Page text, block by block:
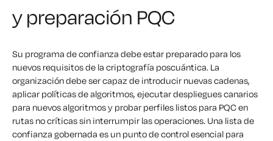
y preparación PQC
Su programa de confianza debe estar preparado para los
nuevos requisitos de la criptografía poscuántica. La
organización debe ser capaz de introducir nuevas cadenas,
aplicar políticas de algoritmos, ejecutar despliegues canarios
para nuevos algoritmos y probar perfiles listos para PQC en
rutas no críticas sin interrumpir las operaciones. Una lista de
confianza gobernada es un punto de control esencial para